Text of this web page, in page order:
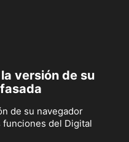
versión de su
de su navegador
del Digital